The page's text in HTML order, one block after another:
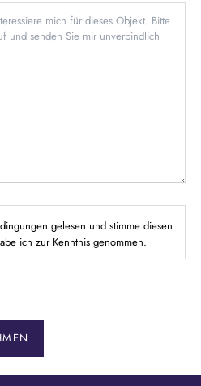
gelesen und stimme diesen
ich zur Kenntnis genommen.